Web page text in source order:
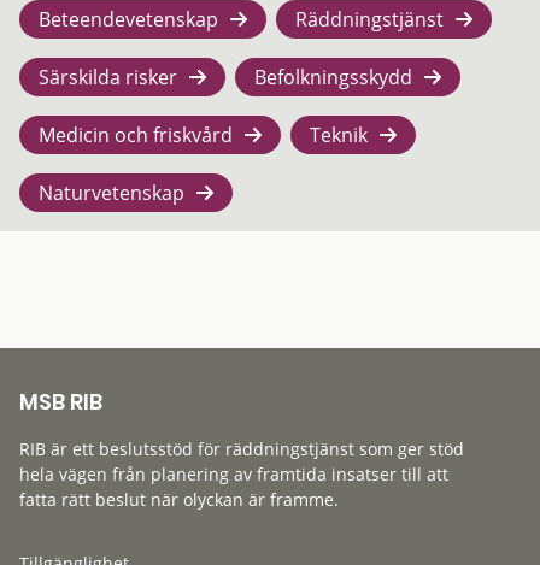
Beteendevetenskap Räddningstjänst
Särskilda risker Befolkningsskydd
Medicin och friskvård Teknik
Naturvetenskap
MSB RIB
RIB är ett beslutsstöd för räddningstjänst som ger stöd
hela vägen från planering av framtida insatser till att
fatta rätt beslut när olyckan är framme.